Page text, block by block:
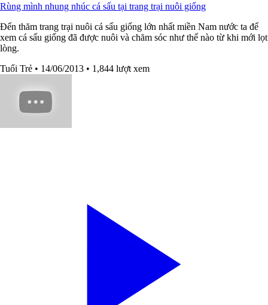
Rùng mình nhung nhúc cá sấu tại trang trại nuôi giống
Đến thăm trang trại nuôi cá sấu giống lớn nhất miền Nam nước ta để
xem cá sấu giống đã được nuôi và chăm sóc như thế nào từ khi mới lọt
lòng.
Tuổi Trẻ • 14/06/2013 • 1,844 lượt xem